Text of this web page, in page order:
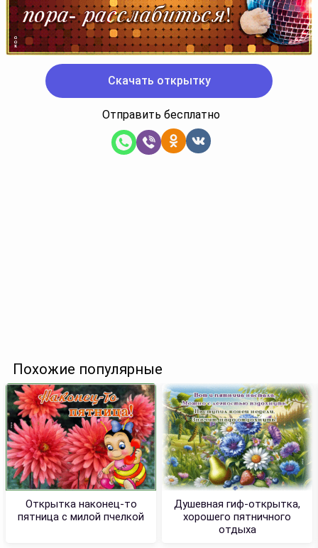
Скачать открытку
Отправить бесплатно
Похожие популярные
Открытка наконец-то
пятница с милой пчелкой
Душевная гиф-открытка,
хорошего пятничного
отдыха